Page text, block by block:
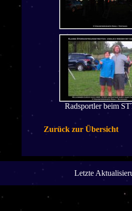
Radsportler beim
Zurück zur Übersicht
Letzte